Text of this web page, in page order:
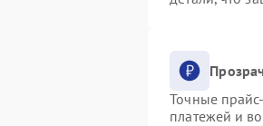
Точные
платежей и